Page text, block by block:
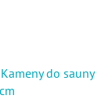
do sauny